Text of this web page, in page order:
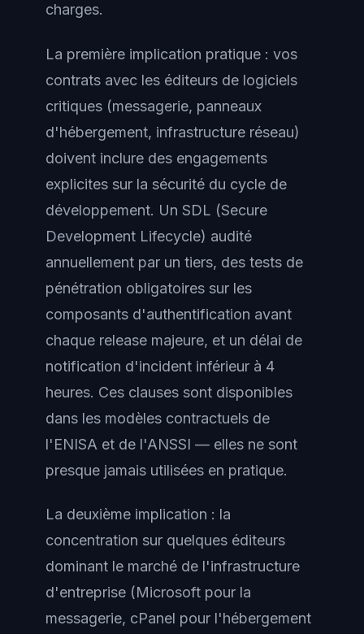
charges.
La première implication pratique : vos
contrats avec les éditeurs de logiciels
critiques (messagerie, panneaux
d'hébergement, infrastructure réseau)
doivent inclure des engagements
explicites sur la sécurité du cycle de
développement. Un SDL (Secure
Development Lifecycle) audité
annuellement par un tiers, des tests de
pénétration obligatoires sur les
composants d'authentification avant
chaque release majeure, et un délai de
notification d'incident inférieur à 4
heures. Ces clauses sont disponibles
dans les modèles contractuels de
l'ENISA et de l'ANSSI — elles ne sont
presque jamais utilisées en pratique.
La deuxième implication : la
concentration sur quelques éditeurs
dominant le marché de l'infrastructure
d'entreprise (Microsoft pour la
messagerie, cPanel pour l'hébergement